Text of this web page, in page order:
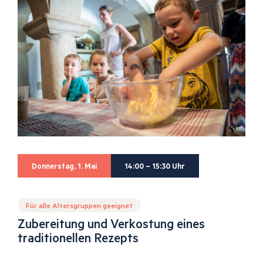
Donnerstag, 1. Mai 14:00 – 15:30 Uhr
Für alle Altersgruppen geeignet
Zubereitung und Verkostung eines
traditionellen Rezepts